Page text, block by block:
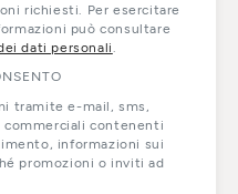
richiesti. Per esercitare
può consultare
dati personali
tramite e-mail, sms,
commerciali contenenti
informazioni sui
promozioni o inviti ad